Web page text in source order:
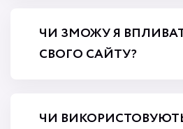
ЧИ ЗМОЖУ Я
СВОГО САЙТУ?
ЧИ